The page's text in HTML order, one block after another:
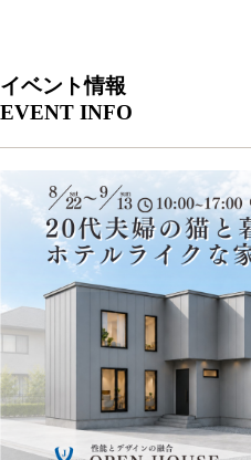
イベント情報
EVENT INFO